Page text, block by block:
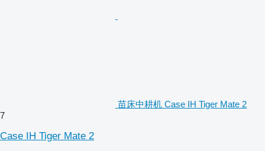
苗床中耕机 Case IH Tiger Mate 2
7
Case IH Tiger Mate 2